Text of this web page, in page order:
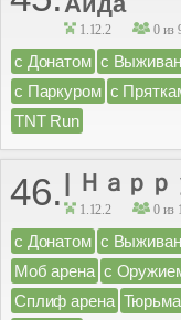
1.12.2 0 из
с Донатом с
с Паркуром с
TNT Run
46. | Ｈａｐ
1.12.2 0 из
с Донатом с
Моб арена с
Сплиф арена Тюрьма